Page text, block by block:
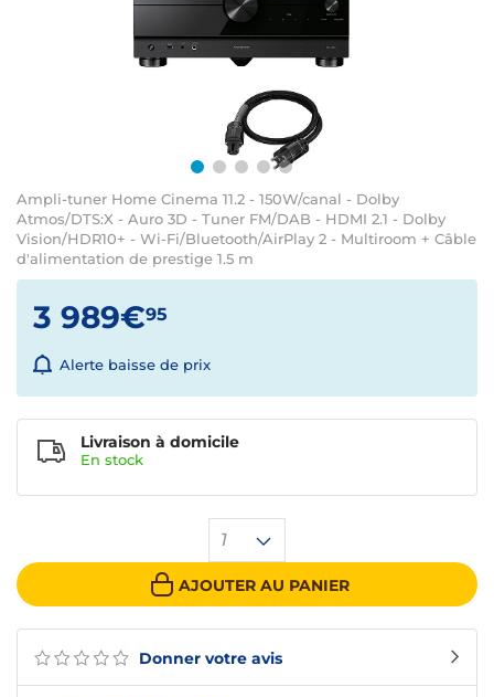
Ampli-tuner Home Cinema 11.2 - 150W/canal - Dolby
Atmos/DTS:X - Auro 3D - Tuner FM/DAB - HDMI 2.1 - Dolby
Vision/HDR10+ - Wi-Fi/Bluetooth/AirPlay 2 - Multiroom + Câble
d'alimentation de prestige 1.5 m
Donner votre avis
3 989€95
Alerte baisse de prix
1
AJOUTER AU PANIER
Livraison à domicile
En stock